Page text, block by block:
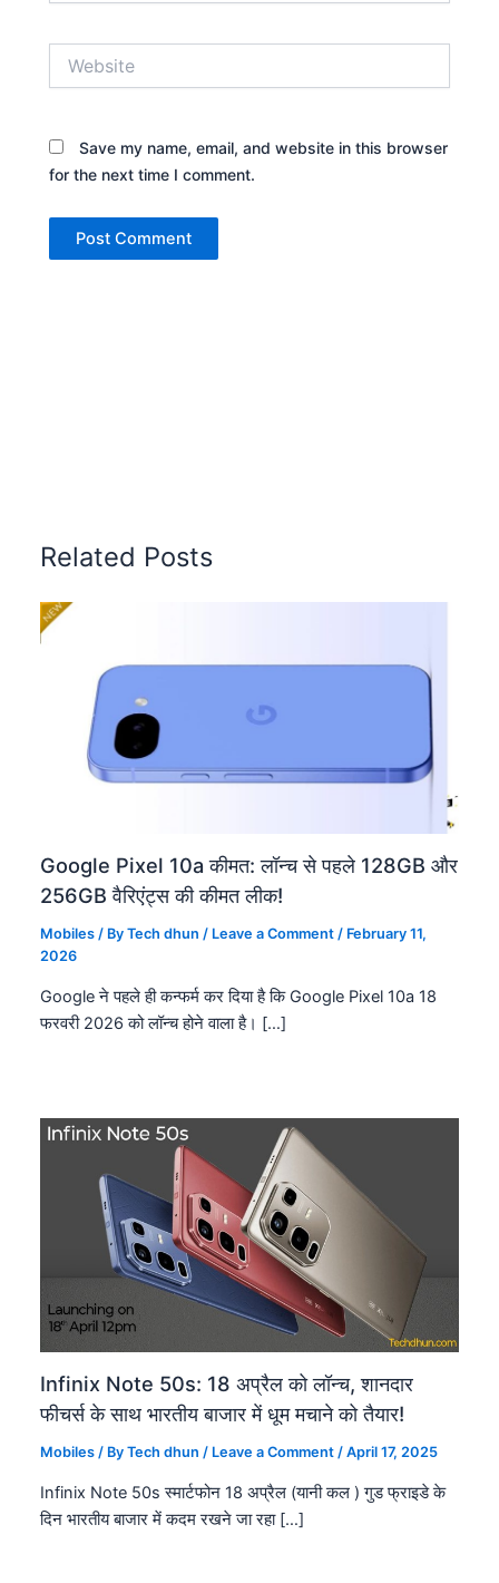
Save my name, email, and website in this browser
for the next time I comment.
Related Posts
Google Pixel 10a कीमत: लॉन्च से पहले 128GB और
256GB वैरिएंट्स की कीमत लीक!
Mobiles / ByTech dhun / Leave a Comment / February 11,
2026
Google ने पहले ही कन्फर्म कर दिया है कि Google Pixel 10a 18
फरवरी 2026 को लॉन्च होने वाला है। […]
Infinix Note 50s: 18 अप्रैल को लॉन्च, शानदार
फीचर्स के साथ भारतीय बाजार में धूम मचाने को तैयार!
Mobiles / ByTech dhun / Leave a Comment /April 17, 2025
Infinix Note 50s स्मार्टफोन 18 अप्रैल (यानी कल ) गुड फ्राइडे के
दिन भारतीय बाजार में कदम रखने जा रहा […]